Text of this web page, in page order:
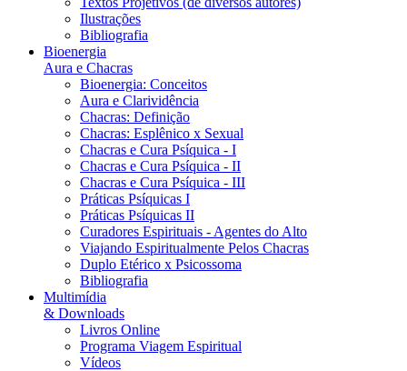
Ilustrações
Bibliografia
Bioenergia
Aura e Chacras
Bioenergia: Conceitos
Aura e Clarividência
Chacras: Definição
Chacras: Esplênico x Sexual
Chacras e Cura Psíquica - I
Chacras e Cura Psíquica - II
Chacras e Cura Psíquica - III
Práticas Psíquicas I
Práticas Psíquicas II
Curadores Espirituais - Agentes do Alto
Viajando Espiritualmente Pelos Chacras
Duplo Etérico x Psicossoma
Bibliografia
Multimídia
& Downloads
Livros Online
Programa Viagem Espiritual
Vídeos